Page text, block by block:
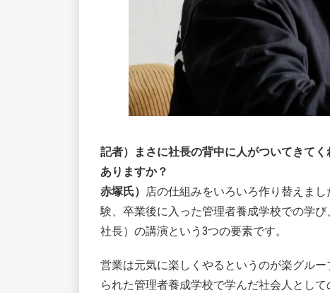
記者）まさに社長の背中に人がついてきて
ありますか？
赤塚氏） 店の仕組みをいろいろ作り替えま
験、卒業後に入った管理者養成学校での学
社長）の講演という3つの要素です。
営業は元気に楽しくやるというのが楽グル
られた管理者養成学校で学んだ社会人とし